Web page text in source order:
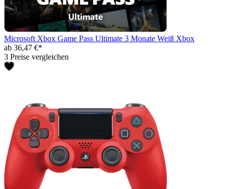
Microsoft Xbox Game Pass Ultimate 3 Monate Weiß Xbox
ab 36,47 €*
3 Preise vergleichen